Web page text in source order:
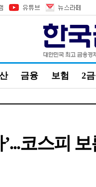
금융 보험 2
코스피